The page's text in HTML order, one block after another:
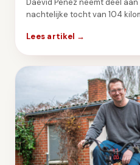
nachtelijke tocht van 104
Lees artikel →